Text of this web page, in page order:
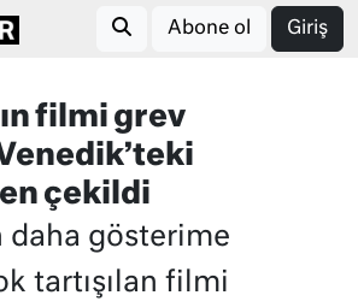
Abone ol Giriş
filmi grev
çekildi
daha gösterime
tartışılan filmi